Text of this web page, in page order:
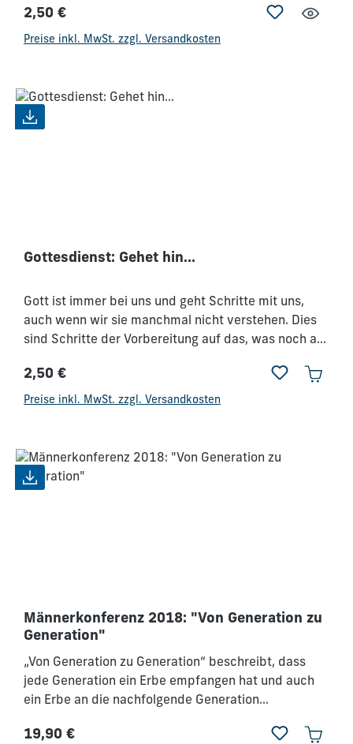
wir sehr klar in Psalm 78,3–4. Hier fordert er uns
auf, der nächsten Generation nichts von dem
sollten wir alles dafür einsetzen, dass die nächste
Generation durch uns inspiriert, ermutigt,
ausgerüstet und für ihren Auftrag bestätigt wird. (16
Regulärer Preis:
2,50 €
Preise inkl. MwSt. zzgl. Versandkosten
Gottesdienst: Gehet hin...
Gott ist immer bei uns und geht Schritte mit uns,
auch wenn wir sie manchmal nicht verstehen. Dies
sind Schritte der Vorbereitung auf das, was noch auf
selbst hingehen und das Evangelium predigen, wozu
er auch berufen ist. Gernot zeigt auf seine
Regulärer Preis:
2,50 €
Preise inkl. MwSt. zzgl. Versandkosten
Männerkonferenz 2018: "Von Generation zu
Generation"
„Von Generation zu Generation“ beschreibt, dass
jede Generation ein Erbe empfangen hat und auch
ein Erbe an die nachfolgende Generation
wir sehr klar in Psalm 78,3–4. Hier fordert er uns
19,90 €